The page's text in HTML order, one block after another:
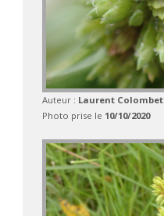
Auteur : Laurent Colombet
Photo prise le 10/10/2020